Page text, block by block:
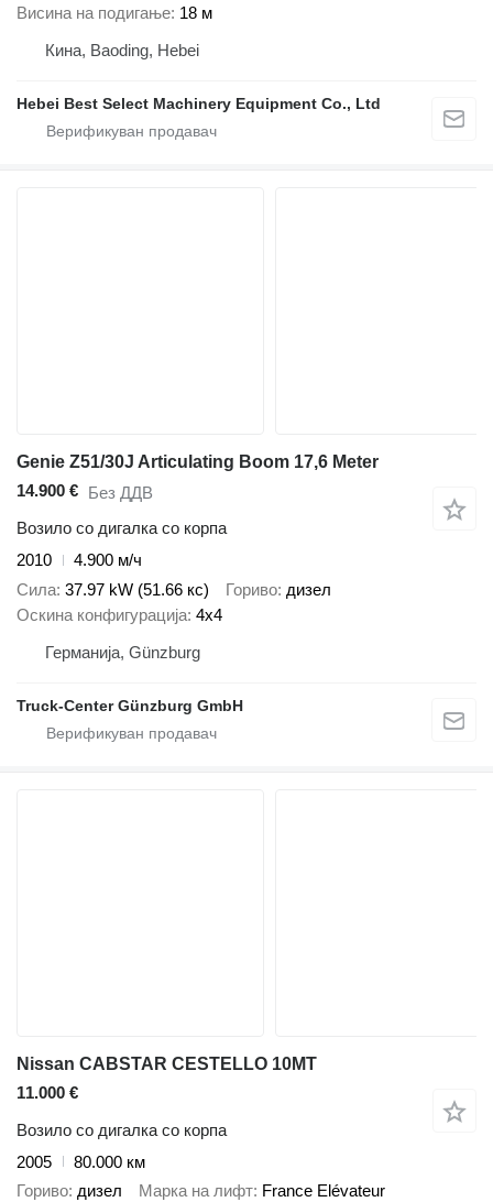
Висина на подигање 18 м
Кина, Baoding, Hebei
Hebei Best Select Machinery Equipment Co., Ltd
Genie Z51/30J Articulating Boom 17,6 Meter
14.900 € Без ДДВ
Возило со дигалка со корпа
2010
4.900 м/ч
Сила 37.97 kW (51.66 кс) Гориво дизел
Оскина конфигурација 4x4
Германија, Günzburg
Truck-Center Günzburg GmbH
Nissan CABSTAR CESTELLO 10MT
11.000 €
Возило со дигалка со корпа
2005
80.000 км
Гориво дизел Марка на лифт France Elévateur